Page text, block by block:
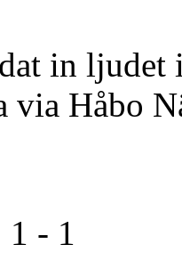
in ljudet
via Håbo
1 - 1